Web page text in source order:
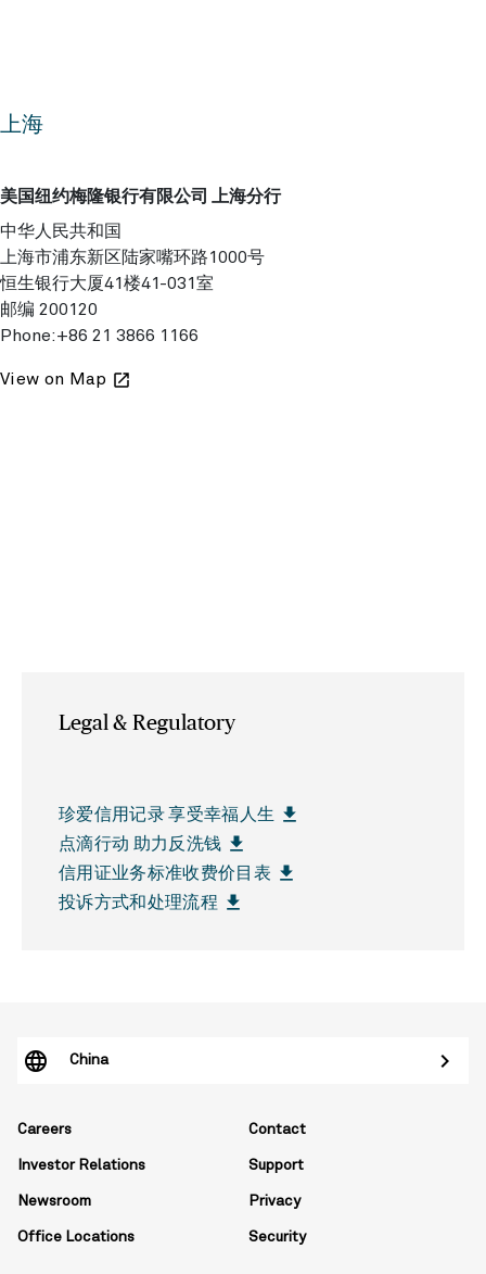
上海
美国纽约梅隆银行有限公司 上海分行
中华人民共和国
上海市浦东新区陆家嘴环路1000号
恒生银行大厦41楼41-031室
邮编 200120
Phone:+86 21 3866 1166
View on Map launch
Legal & Regulatory
珍爱信用记录 享受幸福人生 file_download
点滴行动 助力反洗钱 file_download
信用证业务标准收费价目表 file_download
投诉方式和处理流程 file_download
Careers
Investor Relations
Newsroom
Office Locations
Contact
Support
Privacy
Security
China